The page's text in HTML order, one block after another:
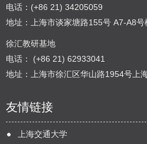
电话：(+86 21) 34205059
地址：上海市谈家塘路155号 A7-A8号
徐汇教研基地
电话： (+86 21) 62933041
地址：上海市徐汇区华山路1954号上
友情链接
上海交通大学